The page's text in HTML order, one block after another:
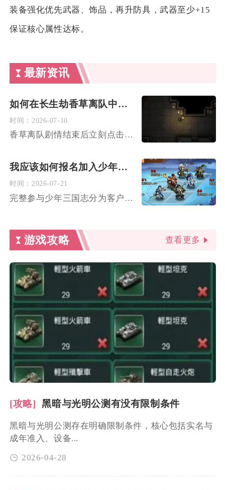
装备强化优先武器、饰品，再升防具，武器至少+15
保证核心属性达标。
最新资讯
如何在长生劫香草离队中快速获得摸金符
时间： 2026-07-10
香草离队剧情结束后立刻点击香草尸体交互即可直接获取第六枚摸金...
我应该如何报名加入少年三国志
时间： 2026-07-21
完整参与少年三国志分为客户端下载注册、服务器选区创建角色、各...
游戏攻略 查看更多
[攻略] 黑暗与光明公测有没有限制条件
黑暗与光明公测存在明确限制条件，核心包括实名与
成年准入、设备...
2026-04-28